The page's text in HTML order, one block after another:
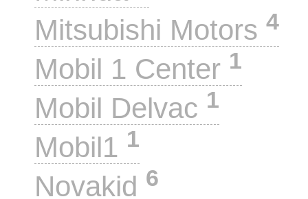
Mitsubishi Motors 4
Mobil 1 Center 1
Mobil Delvac 1
Mobil1 1
Novakid 6